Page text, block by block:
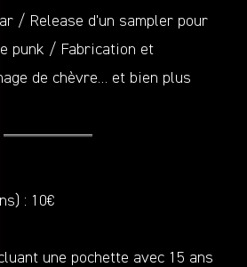
/ Release d’un sampler pour
punk / Fabrication et
de chèvre… et bien plus
: 10€
une pochette avec 15 ans